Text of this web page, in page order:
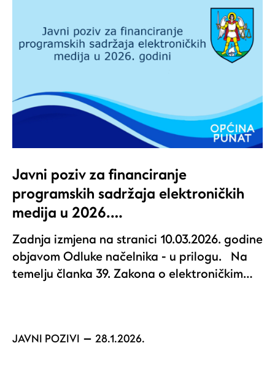
Javni poziv za financiranje
programskih sadržaja elektroničkih
medija u 2026.…
Zadnja izmjena na stranici 10.03.2026. godine
objavom Odluke načelnika - u prilogu. Na
temelju članka 39. Zakona o elektroničkim…
JAVNI POZIVI 28.1.2026.